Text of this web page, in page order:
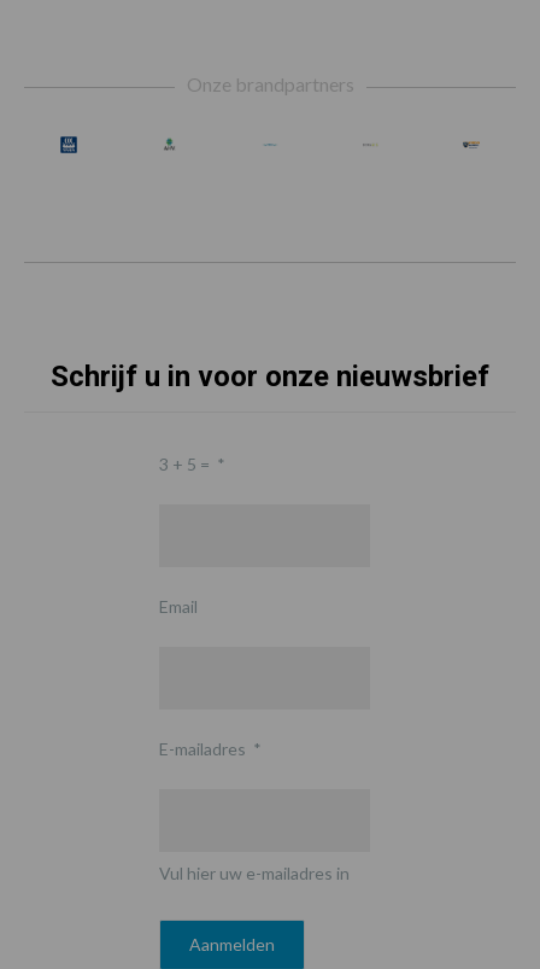
Onze brandpartners
Schrijf u in voor onze nieuwsbrief
3 + 5 = *
Email
E-mailadres *
Vul hier uw e-mailadres in